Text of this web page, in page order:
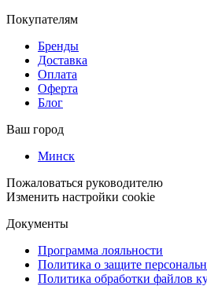
Покупателям
Бренды
Доставка
Оплата
Оферта
Блог
Ваш город
Минск
Пожаловаться руководителю
Изменить настройки cookie
Документы
Программа лояльности
Политика о защите
Политика обработки файлов